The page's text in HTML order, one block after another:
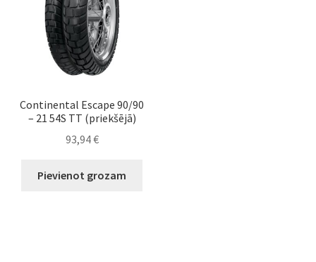
Continental Escape 90/90
– 21 54S TT (priekšējā)
93,94€
Pievienot grozam